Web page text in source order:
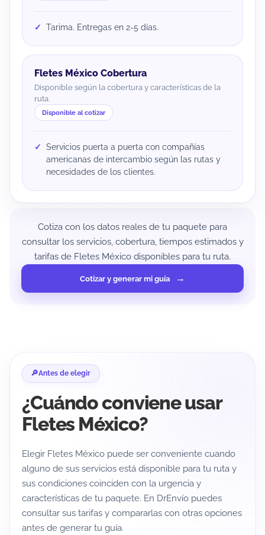
Tarima. Entregas en 2-5 días.
Fletes México Cobertura
Disponible según la cobertura y características de la
ruta.
Disponible al cotizar
Servicios puerta a puerta con compañías
americanas de intercambio según las rutas y
necesidades de los clientes.
Cotiza con los datos reales de tu paquete para
consultar los servicios, cobertura, tiempos estimados y
tarifas de Fletes México disponibles para tu ruta.
Cotizar y generar mi guía
Antes de elegir
¿Cuándo conviene usar
Fletes México?
Elegir Fletes México puede ser conveniente cuando
alguno de sus servicios está disponible para tu ruta y
sus condiciones coinciden con la urgencia y
características de tu paquete. En DrEnvío puedes
consultar sus tarifas y compararlas con otras opciones
antes de generar tu guía.